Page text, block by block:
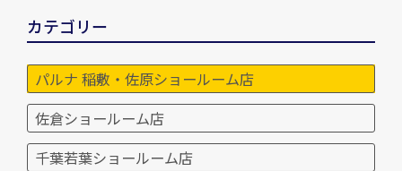
カテゴリー
パルナ 稲敷・佐原ショールーム店
佐倉ショールーム店
千葉若葉ショールーム店